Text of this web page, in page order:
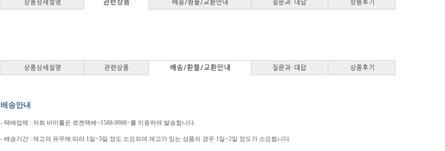
배송안내
- 택배업체 : 저희 바이툴은 로젠택배<1588-9988>를 이용하여 발송합니다.
- 배송기간 : 재고의 유무에 따라 1일~5일 정도 소요되며 재고가 있는 상품의 경우 1일~2일 정도가 소요됩니다.